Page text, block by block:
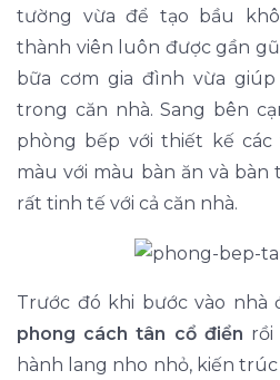
tường vừa để tạo bầu
thành viên luôn được gần
bữa cơm gia đình vừa
trong căn nhà. Sang bên
phòng bếp với thiết kế
màu với màu bàn ăn và
rất tinh tế với cả căn nhà.
Trước đó khi bước vào nhà
phong cách tân cổ điển rồi
hành lang nho nhỏ, kiến